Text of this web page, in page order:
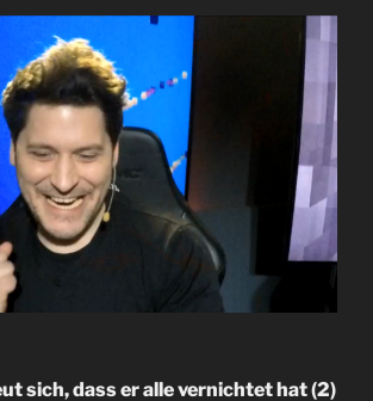
sich, dass er alle vernichtet hat (2)